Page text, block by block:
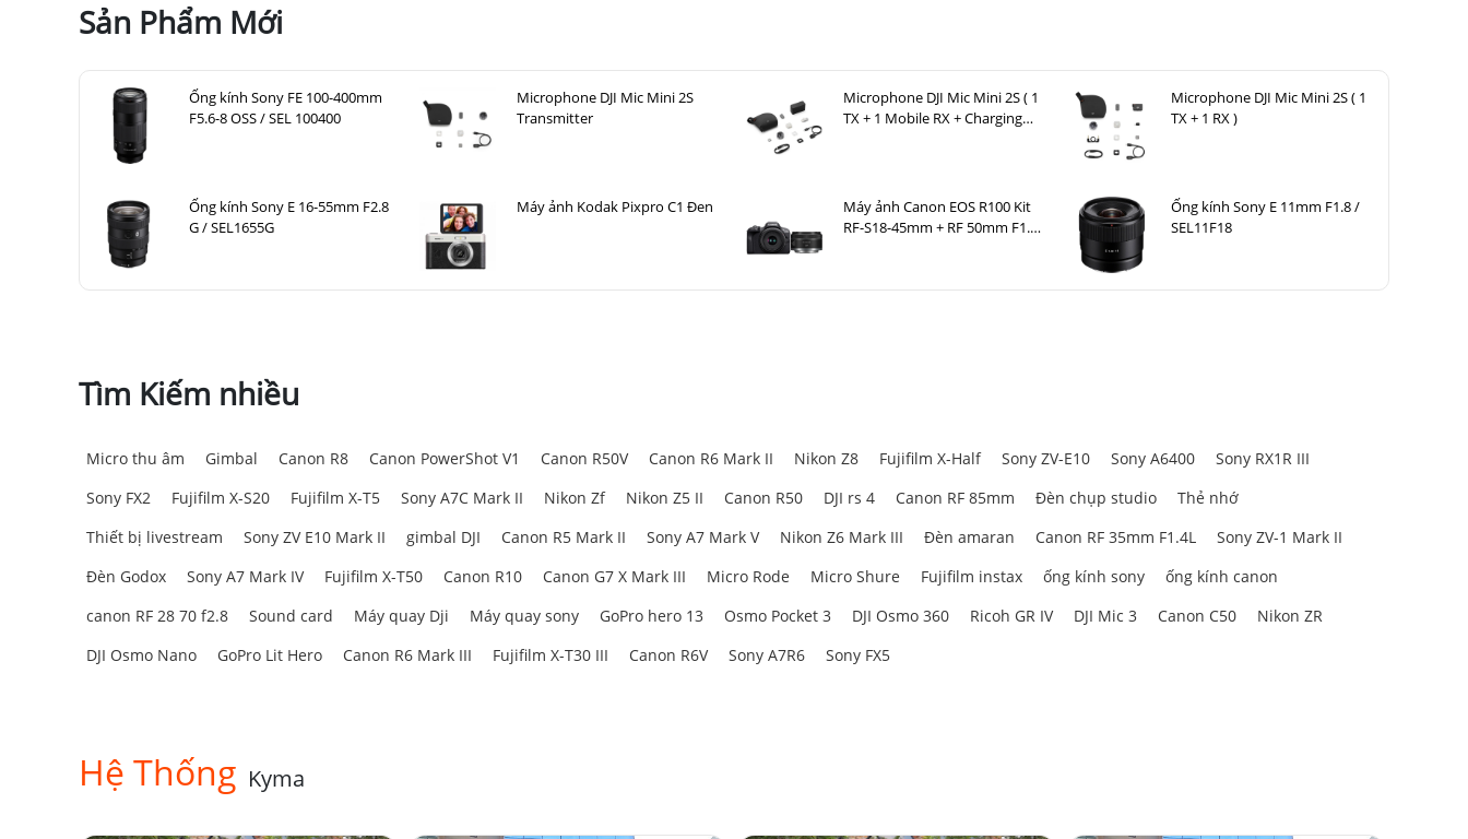
Sản Phẩm Mới
Ống kính Sony FE 100-400mm
F5.6-8 OSS / SEL 100400
Microphone DJI Mic Mini 2S
Transmitter
Microphone DJI Mic Mini 2S ( 1
TX + 1 Mobile RX + Charging
Microphone DJI Mic Mini 2S ( 1
TX + 1 RX )
Ống kính Sony E 16-55mm F2.8
G / SEL1655G
Máy ảnh Kodak Pixpro C1 Đen
Máy ảnh Canon EOS R100 Kit
RF-S18-45mm + RF 50mm F1.8
Ống kính Sony E 11mm F1.8 /
SEL11F18
Tìm Kiếm nhiều
Micro thu âm Gimbal Canon R8 Canon PowerShot V1 Canon R50V Canon R6 Mark II Nikon Z8 Fujifilm X-Half Sony ZV-E10 Sony A6400
Sony RX1R III
Sony FX2
Fujifilm X-S20 Fujifilm X-T5 Sony A7C Mark II Nikon Zf Nikon Z5 II Canon R50 DJI rs 4 Canon RF 85mm Đèn chụp studio
Thẻ nhớ
Thiết bị livestream
Sony ZV E10 Mark II gimbal DJI Canon R5 Mark II Sony A7 Mark V Nikon Z6 Mark III Đèn amaran Canon RF 35mm F1.4L
Sony ZV-1 Mark II
Đèn Godox
Sony A7 Mark IV Fujifilm X-T50 Canon R10 Canon G7 X Mark III Micro Rode Micro Shure Fujifilm instax ống kính sony
ống kính canon
canon RF 28 70 f2.8
Sound card Máy quay Dji Máy quay sony GoPro hero 13 Osmo Pocket 3 DJI Osmo 360 Ricoh GR IV DJI Mic 3 Canon C50
Nikon ZR
DJI Osmo Nano
GoPro Lit Hero Canon R6 Mark III Fujifilm X-T30 III Canon R6V Sony A7R6 Sony FX5
Hệ Thống Kyma